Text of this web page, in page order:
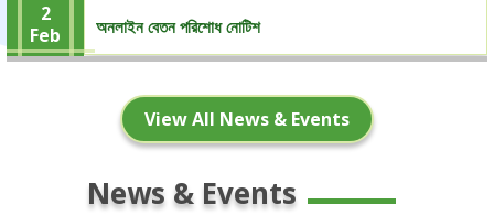
2
Feb
অনলাইন বেতন পরিশোধ নোটিশ
৩য় বর্ষ চূড়ান্ত পরীক্ষার মার্কসীট, জুন-২০২৩ইং
View All News & Events
News & Events